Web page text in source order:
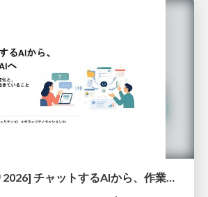
[しろおび夏祭り2026] チャットするAIから、作業するAIへ - 使われ方の変化と、その裏側で起きていること